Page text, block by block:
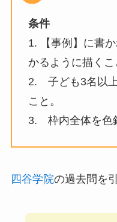
条件
1. 【事例】に書
かるように描くこ
2. 子ども3名以
こと。
3. 枠内全体を色
四谷学院の過去問を